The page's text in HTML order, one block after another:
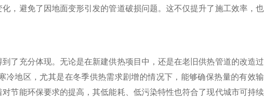
，避免了因地面变形引发的管道破损问题。这不仅提升了施工效率，也
充分体现。无论是在新建供热项目中，还是在老旧供热管道的改造过
地区，尤其是在冬季供热需求剧增的情况下，能够确保热量的有效输
节能环保要求的提高，其低能耗、低污染特性也符合了现代城市可持续